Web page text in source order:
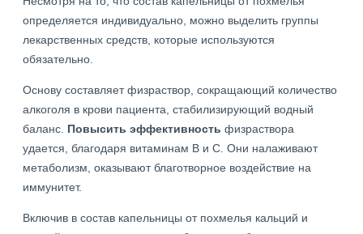
определяется индивидуально, можно выделить группы
лекарственных средств, которые используются
обязательно.
Основу составляет физраствор, сокращающий количество
алкоголя в крови пациента, стабилизирующий водный
баланс. Повысить эффективность физраствора
удается, благодаря витаминам В и С. Они налаживают
метаболизм, оказывают благотворное воздействие на
иммунитет.
Включив в состав капельницы от похмелья кальций и